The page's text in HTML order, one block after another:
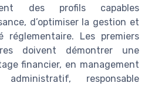
des profils capables
d’optimiser la gestion et
réglementaire. Les premiers
doivent démontrer une
financier, en management
administratif, responsable